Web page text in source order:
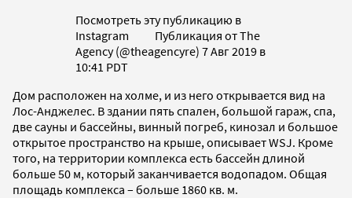
Посмотреть эту публикацию в
Instagram Публикация от The
Agency (@theagencyre) 7 Авг 2019 в
10:41 PDT
Дом расположен на холме, и из него открывается вид на
Лос-Анджелес. В здании пять спален, большой гараж, спа,
две сауны и бассейны, винный погреб, кинозал и большое
открытое пространство на крыше, описывает WSJ. Кроме
того, на территории комплекса есть бассейн длиной
больше 50 м, который заканчивается водопадом. Общая
площадь комплекса – больше 1860 кв. м.